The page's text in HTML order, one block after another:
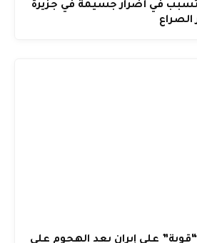
تتسبب في أضرار جسيمة في جزيرة
الصراع
على إيران بعد الهجوم على